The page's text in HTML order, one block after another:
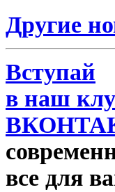
Другие
Вступай
в наш
все для